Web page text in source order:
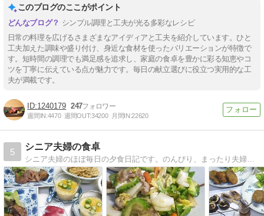
このブログのここがポイント
シンプル調理と工夫が光る多彩なレシピ
日常の料理を広げるさまざまなアイディアと工夫を紹介しています。ひと
工夫加えた調味や盛り付け、身近な食材を使ったバリエーションが特徴で
す。短時間の調理でも満足感を追求し、家庭の食卓を豊かに彩る知恵やコ
ツを丁寧に伝えている点が魅力です。毎日の献立選びに役立つ実用的な工
夫が満載です。
1240179 247
週間IN:4470 週間OUT:34200 月間IN:22620
5
シニア夫婦の食卓
シニア夫婦のほぼ毎日の夕食日記です。のんびり、まったり夫婦のおとぼけの毎日をつづります。